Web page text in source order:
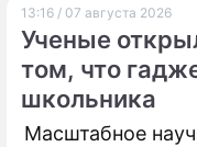
13:16 / 07 августа 2026
Ученые
том, что
школьника
Масштабное